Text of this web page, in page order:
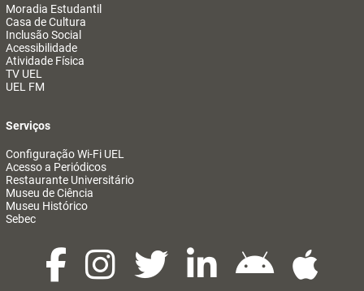
Moradia Estudantil
Casa de Cultura
Inclusão Social
Acessibilidade
Atividade Física
TV UEL
UEL FM
Serviços
Configuração Wi-Fi UEL
Acesso a Periódicos
Restaurante Universitário
Museu de Ciência
Museu Histórico
Sebec